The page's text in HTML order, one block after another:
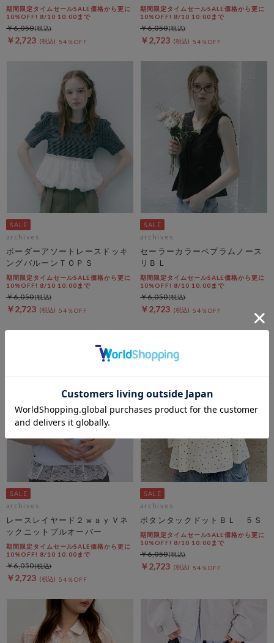
期間限定タイムセールSALE価格から更に
10%OFF! 8/10 10:00まで
￥2,723 54％OFF
￥6,050
ミソール
期間限定タイムセールSALE価格から更に
10%OFF! 8/10 10:00まで
￥2,723 54％OFF
￥6,050
archives
ボーダーアソートレースドッキ
ングバルーンＴＯＰＳ
期間限定タイムセールSALE価格から更に
10%OFF! 8/10 10:00まで
￥2,723 54％OFF
￥6,050
archives
セーラーカラーペプラムノース
リＢＬ
期間限定タイムセールSALE価格から更に
10%OFF! 8/10 10:00まで
￥2,723 54％OFF
￥6,050
archives
レースレイヤード２ｗａｙＶネ
ックニットプルオーバー
期間限定タイムセールSALE価格から更に
10%OFF! 8/10 10:00まで
￥2,723 54％OFF
￥6,050
archives
ボタンタックドットＢＬ ５Ｓ
期間限定タイムセールSALE価格から更に
10%OFF! 8/10 10:00まで
￥2,723 54％OFF
￥6,050